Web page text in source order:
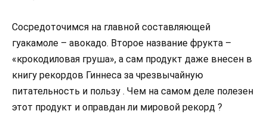
Сосредоточимся на главной составляющей
гуакамоле – авокадо. Второе название фрукта –
«крокодиловая груша», а сам продукт даже внесен в
книгу рекордов Гиннеса за чрезвычайную
питательность и пользу . Чем на самом деле полезен
этот продукт и оправдан ли мировой рекорд ?